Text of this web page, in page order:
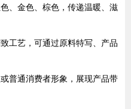
、金色、棕色，传递温暖、滋
工艺，可通过原料特写、产品
普通消费者形象，展现产品带